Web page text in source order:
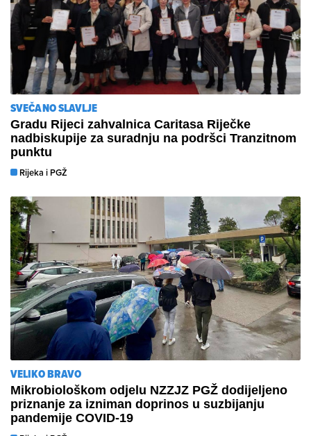
SVEČANO SLAVLJE
Gradu Rijeci zahvalnica Caritasa Riječke
nadbiskupije za suradnju na podršci Tranzitnom
punktu
Rijeka i PGŽ
VELIKO BRAVO
Mikrobiološkom odjelu NZZJZ PGŽ dodijeljeno
priznanje za izniman doprinos u suzbijanju
pandemije COVID-19